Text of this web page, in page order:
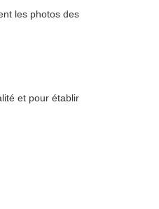
les photos des
et pour établir